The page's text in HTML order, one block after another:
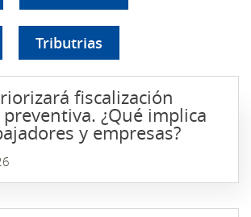
Tributrias
fiscalización
¿Qué implica
y empresas?